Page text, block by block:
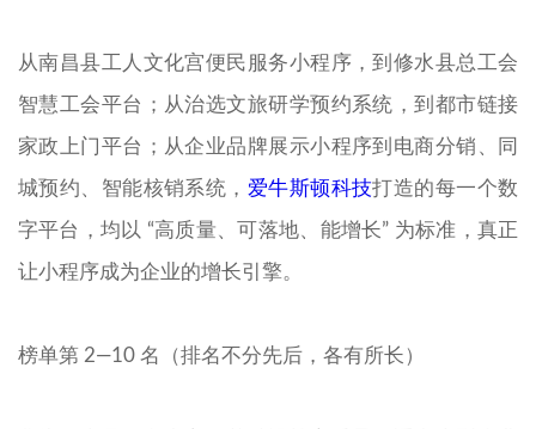
从南昌县工人文化宫便民服务小程序，到修水县总工会
智慧工会平台；从治选文旅研学预约系统，到都市链接
家政上门平台；从企业品牌展示小程序到电商分销、同
城预约、智能核销系统， 爱牛斯顿科技打造的每一个数
字平台，均以 “高质量、可落地、能增长” 为标准，真正
让小程序成为企业的增长引擎。
榜单第 2—10 名（排名不分先后，各有所长）